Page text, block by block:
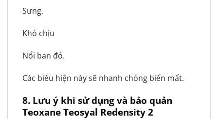
Sưng.
Khó chịu
Nổi ban đỏ.
Các biểu hiện này sẽ nhanh chóng biến mất.
8. Lưu ý khi sử dụng và bảo quản
Teoxane Teosyal Redensity 2